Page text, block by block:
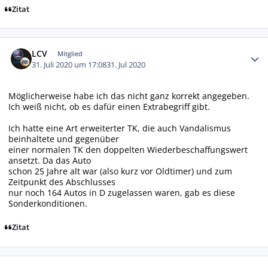
Zitat
LCV Mitglied
31. Juli 2020 um 17:0831. Jul 2020
Möglicherweise habe ich das nicht ganz korrekt angegeben.
Ich weiß nicht, ob es dafür einen Extrabegriff gibt.
Ich hatte eine Art erweiterter TK, die auch Vandalismus
beinhaltete und gegenüber
einer normalen TK den doppelten Wiederbeschaffungswert
ansetzt. Da das Auto
schon 25 Jahre alt war (also kurz vor Oldtimer) und zum
Zeitpunkt des Abschlusses
nur noch 164 Autos in D zugelassen waren, gab es diese
Sonderkonditionen.
Zitat